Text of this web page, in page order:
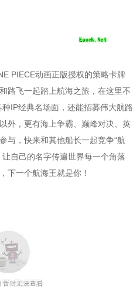
PIECE动画正版授权的策略卡牌
路飞一起踏上航海之旅，在这里不
IP经典名场面，还能招募伟大航路
外，更有海上争霸、巅峰对决、英
与，快来和其他船长一起竞争“航
自己的名字传遍世界每一个角落
下一个航海王就是你！